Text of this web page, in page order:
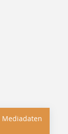
Mediadaten